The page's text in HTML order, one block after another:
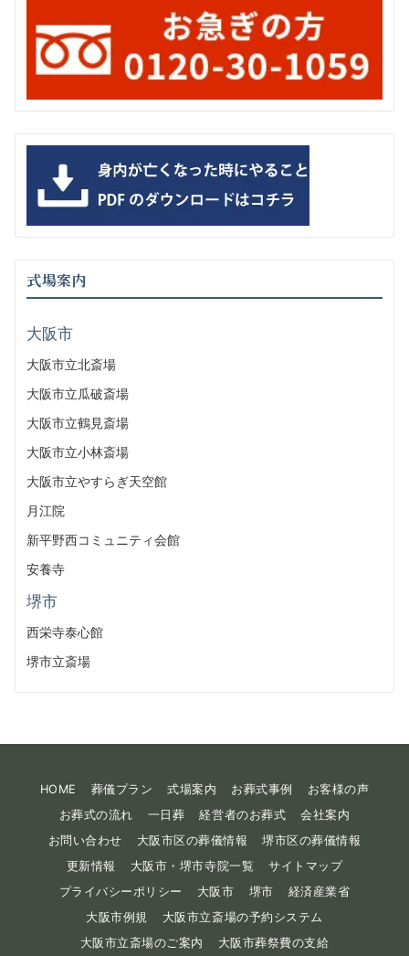
式場案内
大阪市
大阪市立北斎場
大阪市立瓜破斎場
大阪市立鶴見斎場
大阪市立小林斎場
大阪市立やすらぎ天空館
月江院
新平野西コミュニティ会館
安養寺
堺市
西栄寺泰心館
堺市立斎場
HOME 葬儀プラン 式場案内 お葬式事例
お客様の声
お葬式の流れ
一日葬 経営者のお葬式
会社案内
お問い合わせ
大阪市区の葬儀情報
堺市区の葬儀情報
更新情報
大阪市・堺市寺院一覧
サイトマップ
プライバシーポリシー
大阪市 堺市
経済産業省
大阪市例規
大阪市立斎場の予約システム
大阪市立斎場のご案内
大阪市葬祭費の支給